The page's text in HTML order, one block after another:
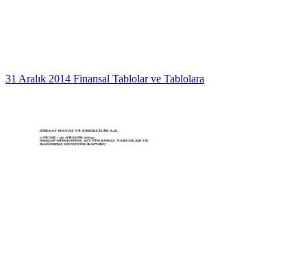
31 Aralık 2014 Finansal Tablolar ve Tablolara